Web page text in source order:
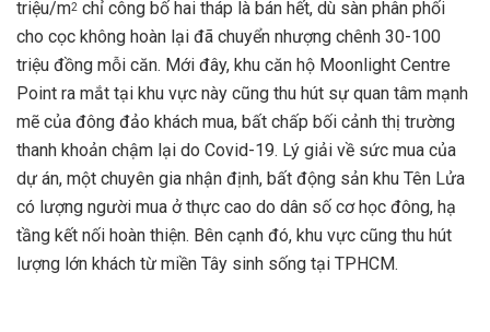
triệu/m2 chỉ công bố hai tháp là bán hết, dù sàn phân phối
cho cọc không hoàn lại đã chuyển nhượng chênh 30-100
triệu đồng mỗi căn. Mới đây, khu căn hộ Moonlight Centre
Point ra mắt tại khu vực này cũng thu hút sự quan tâm mạnh
mẽ của đông đảo khách mua, bất chấp bối cảnh thị trường
thanh khoản chậm lại do Covid-19. Lý giải về sức mua của
dự án, một chuyên gia nhận định, bất động sản khu Tên Lửa
có lượng người mua ở thực cao do dân số cơ học đông, hạ
tầng kết nối hoàn thiện. Bên cạnh đó, khu vực cũng thu hút
lượng lớn khách từ miền Tây sinh sống tại TPHCM.